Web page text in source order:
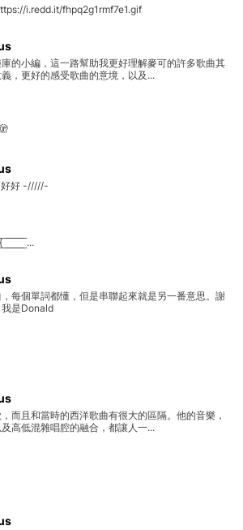
i.redd.it/fhpq2g1rmf7e1.gif
的小編，這一路幫助我更好理解麥可的許多歌曲其
，更好的感受歌曲的意境，以及...
好好 -/////-
...
每個單詞都懂，但是串聯起來就是另一番意思。謝
是Donald
而且和當時的西洋歌曲有很大的區隔。他的音樂，
高低混雜唱腔的融合，都讓人一...